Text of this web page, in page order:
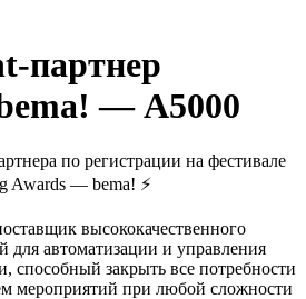
партнер
— А5000
по регистрации на фестивале
Awards — bema! ⚡️
высококачественного
для автоматизации и управления
способный закрыть все потребности
мероприятий при любой сложности